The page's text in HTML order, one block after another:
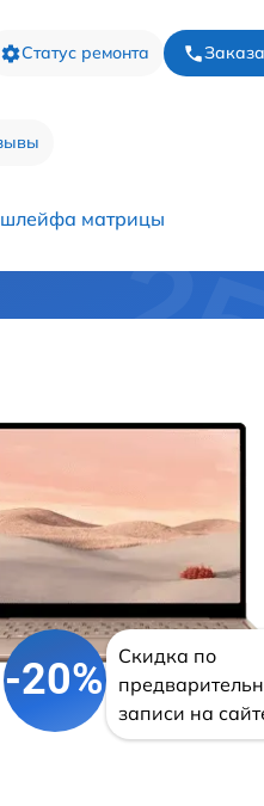
Статус ремонта
матрицы
-20%
Скидка по
записи на